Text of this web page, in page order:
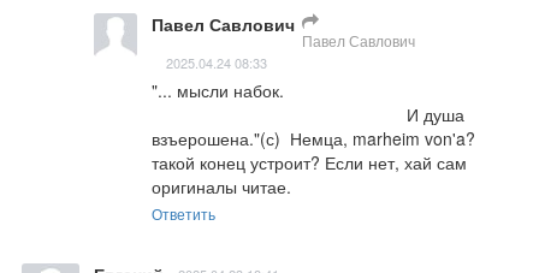
Павел Савлович
Павел Савлович
2025.04.24 08:33
"... мысли набок.
взъерошена."(с)  Немца, marheim von'a?
такой конец устроит? Если нет, хай сам
оригиналы читае.
Ответить